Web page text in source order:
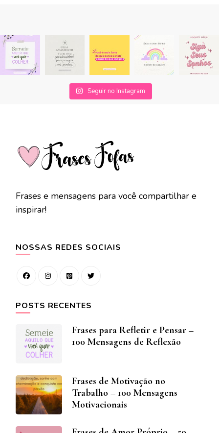
Seguir no Instagram
Frases e mensagens para você compartilhar e
inspirar!
NOSSAS REDES SOCIAIS
POSTS RECENTES
Frases para Refletir e Pensar –
100 Mensagens de Reflexão
Frases de Motivação no
Trabalho – 100 Mensagens
Motivacionais